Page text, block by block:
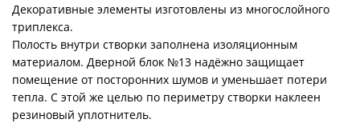
Декоративные элементы изготовлены из многослойного
триплекса.
Полость внутри створки заполнена изоляционным
материалом. Дверной блок №13 надёжно защищает
помещение от посторонних шумов и уменьшает потери
тепла. С этой же целью по периметру створки наклеен
резиновый уплотнитель.